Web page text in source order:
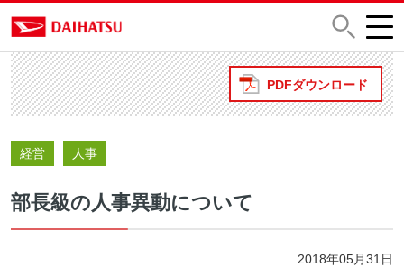
PDFダウンロード
経営 人事
部長級の人事異動について
2018年05月31日